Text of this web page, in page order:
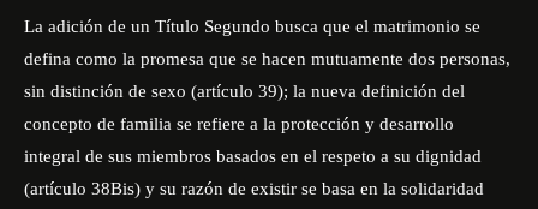
La adición de un Título Segundo busca que el matrimonio se
defina como la promesa que se hacen mutuamente dos personas,
sin distinción de sexo (artículo 39); la nueva definición del
concepto de familia se refiere a la protección y desarrollo
integral de sus miembros basados en el respeto a su dignidad
(artículo 38Bis) y su razón de existir se basa en la solidaridad